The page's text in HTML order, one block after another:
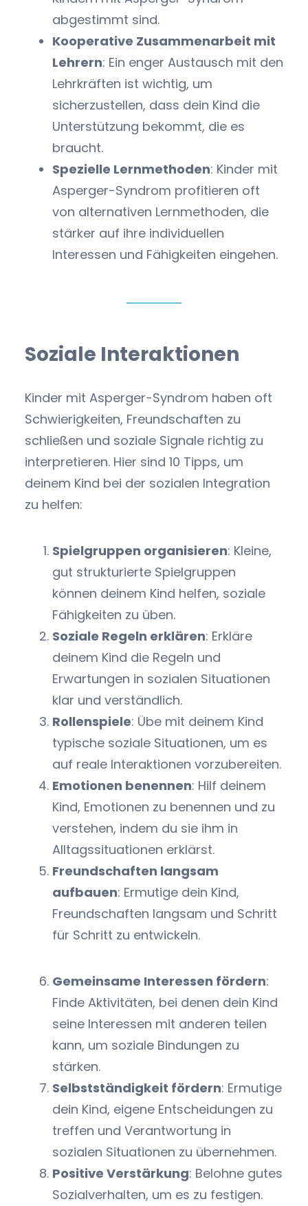
abgestimmt sind.
Kooperative Zusammenarbeit mit
Lehrern: Ein enger Austausch mit den
Lehrkräften ist wichtig, um
sicherzustellen, dass dein Kind die
Unterstützung bekommt, die es
braucht.
Spezielle Lernmethoden: Kinder mit
Asperger-Syndrom profitieren oft
von alternativen Lernmethoden, die
stärker auf ihre individuellen
Interessen und Fähigkeiten eingehen.
Soziale Interaktionen
Kinder mit Asperger-Syndrom haben oft
Schwierigkeiten, Freundschaften zu
schließen und soziale Signale richtig zu
interpretieren. Hier sind 10 Tipps, um
deinem Kind bei der sozialen Integration
zu helfen:
Spielgruppen organisieren: Kleine,
gut strukturierte Spielgruppen
können deinem Kind helfen, soziale
Fähigkeiten zu üben.
Soziale Regeln erklären: Erkläre
deinem Kind die Regeln und
Erwartungen in sozialen Situationen
klar und verständlich.
Rollenspiele: Übe mit deinem Kind
typische soziale Situationen, um es
auf reale Interaktionen vorzubereiten.
Emotionen benennen: Hilf deinem
Kind, Emotionen zu benennen und zu
verstehen, indem du sie ihm in
Alltagssituationen erklärst.
Freundschaften langsam
aufbauen: Ermutige dein Kind,
Freundschaften langsam und Schritt
für Schritt zu entwickeln.
Gemeinsame Interessen fördern:
Finde Aktivitäten, bei denen dein Kind
seine Interessen mit anderen teilen
kann, um soziale Bindungen zu
stärken.
Selbstständigkeit fördern: Ermutige
dein Kind, eigene Entscheidungen zu
treffen und Verantwortung in
sozialen Situationen zu übernehmen.
Positive Verstärkung: Belohne gutes
Sozialverhalten, um es zu festigen.